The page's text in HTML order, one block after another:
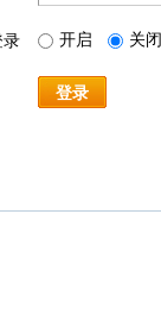
录 开启 关闭
登录